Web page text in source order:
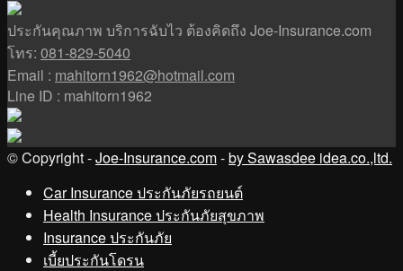
ประกันคุณภาพ บริการฉับไว ต้องคิดถึง Joe-Insurance.com
โทร: 081-829-5040
Email : mahitorn1962@hotmail.com
Line ID : mahitorn1962
© Copyright -Joe-Insurance.com-by Sawasdee idea.co.,ltd.
Car Insurance ประกันภัยรถยนต์
Health Insurance ประกันภัยสุขภาพ
Insurance ประกันภัย
เบี้ยประกันโดรน